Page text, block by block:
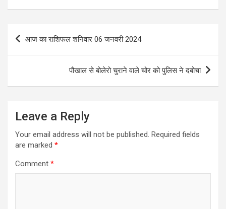
Post
आज का राशिफल शनिवार 06 जनवरी 2024
पौखाल से बोलेरो चुराने वाले चोर को पुलिस ने दबोचा
Leave a Reply
Your email address will not be published. Required fields
are marked *
Comment *